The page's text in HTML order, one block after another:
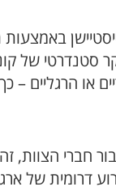
של
או הרגליים
חברי